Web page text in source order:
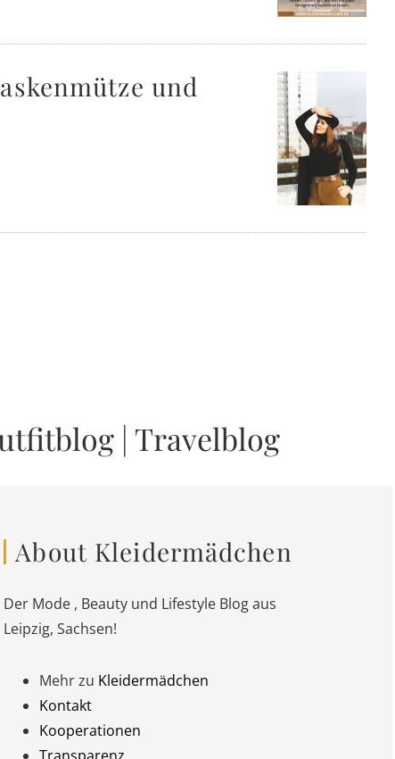
und
| Travelblog
About Kleidermädchen
Der Mode , Beauty und Lifestyle Blog aus
Leipzig, Sachsen!
Mehr zu Kleidermädchen
Kontakt
Kooperationen